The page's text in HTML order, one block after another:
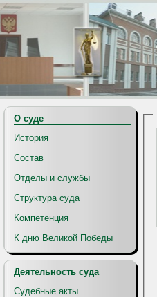
О суде
История
Состав
Отделы и службы
Структура суда
Компетенция
К дню Великой Победы
Деятельность суда
Судебные акты